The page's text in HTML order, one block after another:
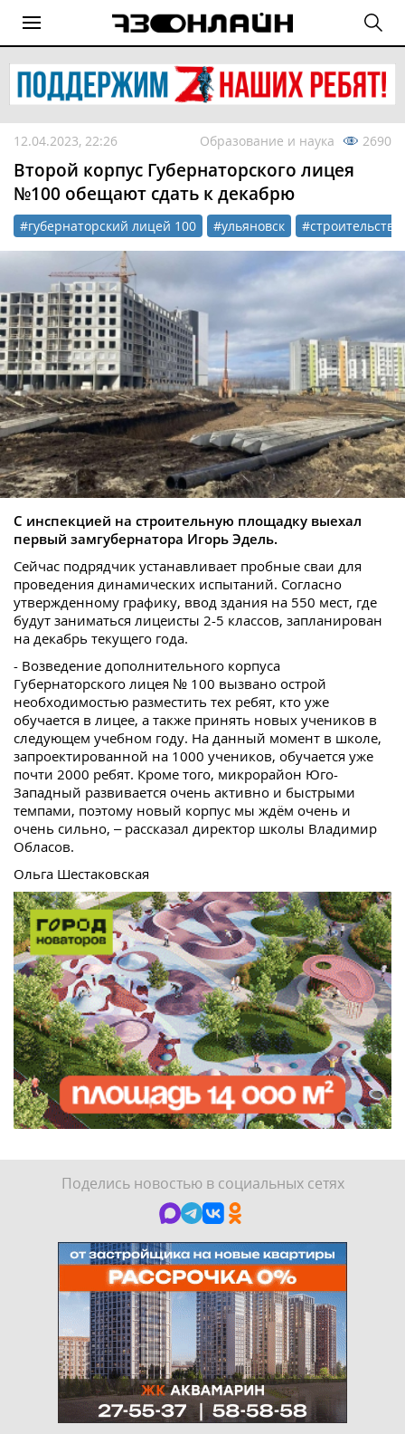
12.04.2023, 22:26 Образование и наука 2690
Второй корпус Губернаторского лицея
№100 обещают сдать к декабрю
#губернаторский лицей 100 #ульяновск #строительство
С инспекцией на строительную площадку выехал
первый замгубернатора Игорь Эдель.
Сейчас подрядчик устанавливает пробные сваи для
проведения динамических испытаний. Согласно
утвержденному графику, ввод здания на 550 мест, где
будут заниматься лицеисты 2-5 классов, запланирован
на декабрь текущего года.
- Возведение дополнительного корпуса
Губернаторского лицея № 100 вызвано острой
необходимостью разместить тех ребят, кто уже
обучается в лицее, а также принять новых учеников в
следующем учебном году. На данный момент в школе,
запроектированной на 1000 учеников, обучается уже
почти 2000 ребят. Кроме того, микрорайон Юго-
Западный развивается очень активно и быстрыми
темпами, поэтому новый корпус мы ждём очень и
очень сильно, – рассказал директор школы Владимир
Обласов.
Ольга Шестаковская
Поделись новостью в социальных сетях